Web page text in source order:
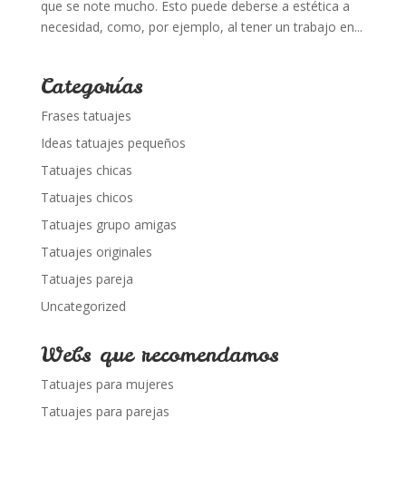
que se note mucho. Esto puede deberse a estética a
necesidad, como, por ejemplo, al tener un trabajo en...
Categorías
Frases tatuajes
Ideas tatuajes pequeños
Tatuajes chicas
Tatuajes chicos
Tatuajes grupo amigas
Tatuajes originales
Tatuajes pareja
Uncategorized
Webs que recomendamos
Tatuajes para mujeres
Tatuajes para parejas